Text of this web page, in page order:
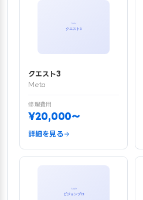
クエスト3
Meta
修理費用
¥20,000〜
詳細を見る